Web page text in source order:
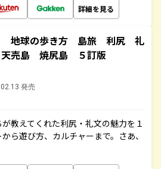
詳細を見る
地球の歩き方 島旅 利尻 礼
売島 焼尻島 ５訂版
発売
教えてくれた利尻・礼文の魅力を１
ら遊び方、カルチャーまで。さあ、